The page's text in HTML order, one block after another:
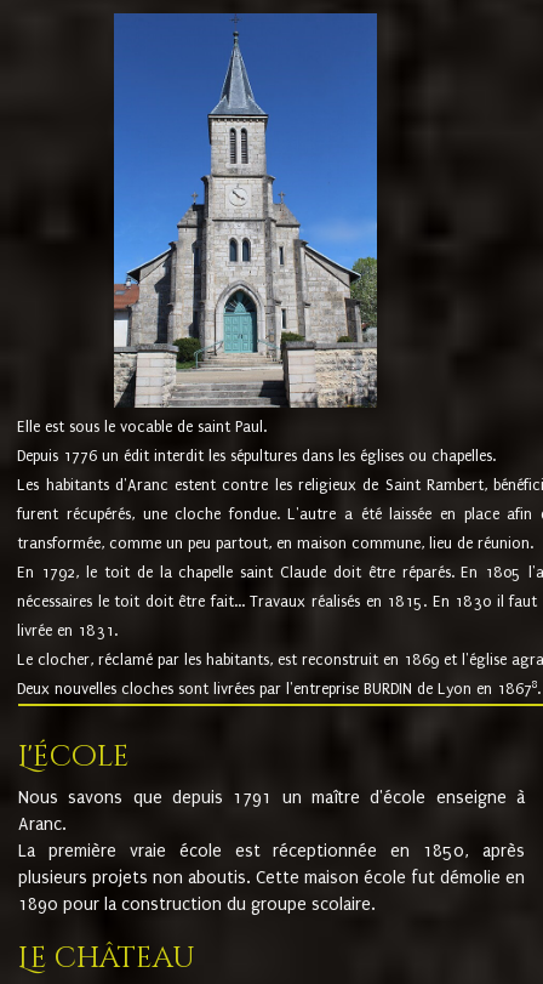
Elle est sous le vocable de saint Paul.
Depuis 1776 un édit interdit les sépultures dans les églises ou chapelles.
Les habitants d'Aranc estent contre les religieux de Saint Rambert,
furent récupérés, une cloche fondue. L'autre a été laissée en place
transformée, comme un peu partout, en maison commune, lieu de réunion.
En 1792, le toit de la chapelle saint Claude doit être réparés. En 1805
nécessaires le toit doit être fait... Travaux réalisés en 1815. En 1830 il
livrée en 1831.
Le clocher, réclamé par les habitants, est reconstruit en 1869 et l'église
Deux nouvelles cloches sont livrées par l'entreprise BURDIN de Lyon en 18678.
L'école
Nous savons que depuis 1791 un maître d'école enseigne à
Aranc.
La première vraie école est réceptionnée en 1850, après
plusieurs projets non aboutis. Cette maison école fut démolie en
1890 pour la construction du groupe scolaire.
Le château